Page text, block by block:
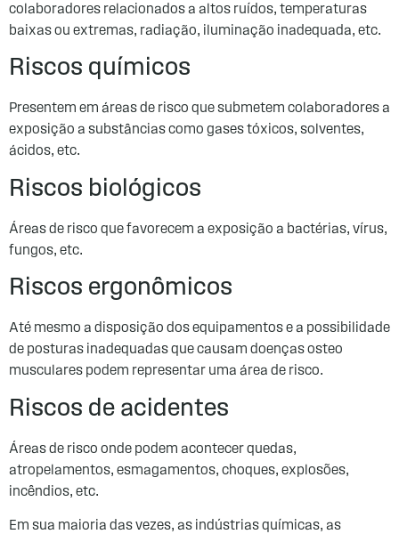
colaboradores relacionados a altos ruídos, temperaturas
baixas ou extremas, radiação, iluminação inadequada, etc.
Riscos químicos
Presentem em áreas de risco que submetem colaboradores a
exposição a substâncias como gases tóxicos, solventes,
ácidos, etc.
Riscos biológicos
Áreas de risco que favorecem a exposição a bactérias, vírus,
fungos, etc.
Riscos ergonômicos
Até mesmo a disposição dos equipamentos e a possibilidade
de posturas inadequadas que causam doenças osteo
musculares podem representar uma área de risco.
Riscos de acidentes
Áreas de risco onde podem acontecer quedas,
atropelamentos, esmagamentos, choques, explosões,
incêndios, etc.
Em sua maioria das vezes, as indústrias químicas, as